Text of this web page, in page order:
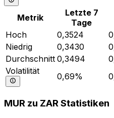
Metrik
Letzte 7
Tage
Hoch
0,3524
Niedrig
0,3430
Durchschnitt 0,3494
Volatilität
0,69%
MUR zu ZAR Statistiken